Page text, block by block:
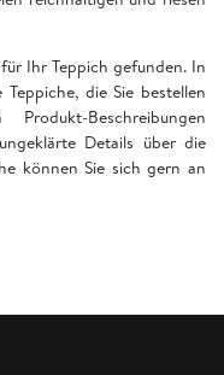
Ihr Teppich gefunden. In
die Sie bestellen
Beschreibungen
Details über die
können Sie sich gern an